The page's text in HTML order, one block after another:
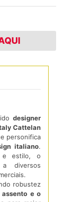
designer
Cattelan
personifica
italiano.
e estilo, o
diversos
robustez
assento e o